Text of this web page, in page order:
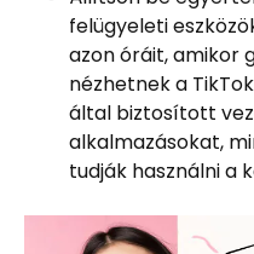
felügyeleti
azon óráit, amikor
nézhetnek a
által biztosított
alkalmazásokat,
tudják használni a